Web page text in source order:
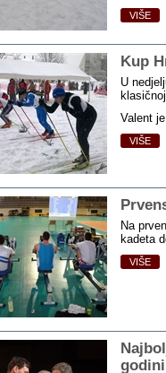
VIŠE
Kup
U
Valent
VIŠE
Na
kadeta
VIŠE
godini